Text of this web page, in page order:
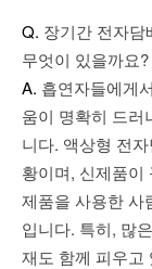
Q. 장기간 전자담
무엇이 있을까요?
A. 흡연자들에게
움이 명확히 드러
니다. 액상형 전
황이며, 신제품이
제품을 사용한 사
입니다. 특히, 많
재도 함께 피우고